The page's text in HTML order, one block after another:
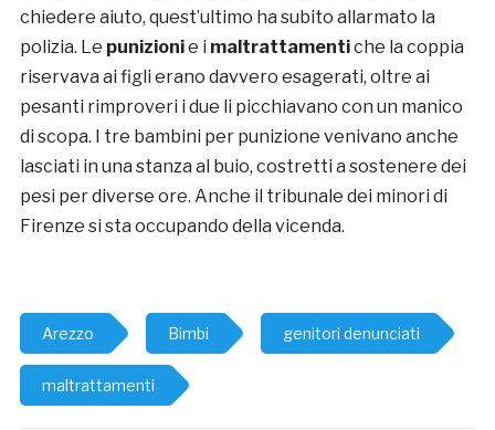
chiedere aiuto, quest’ultimo ha subito allarmato la
polizia. Le punizionie i maltrattamentiche la coppia
riservava ai figli erano davvero esagerati, oltre ai
pesanti rimproveri i due li picchiavano con un manico
di scopa. I tre bambini per punizione venivano anche
lasciati in una stanza al buio, costretti a sostenere dei
pesi per diverse ore. Anche il tribunale dei minori di
Firenze si sta occupando della vicenda.
Arezzo Bimbi genitori denunciati
maltrattamenti